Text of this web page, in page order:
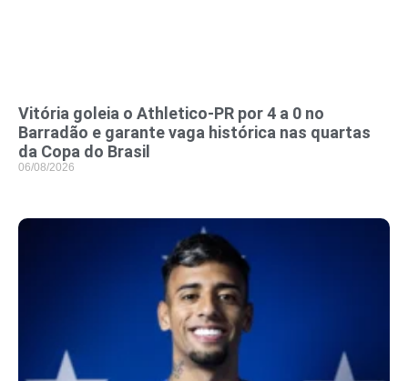
Vitória goleia o Athletico-PR por 4 a 0 no
Barradão e garante vaga histórica nas quartas
da Copa do Brasil
06/08/2026